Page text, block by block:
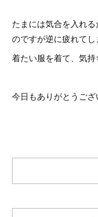
たまには気合を入れ
のですが逆に疲れて
着たい服を着て、気
今日もありがとうご